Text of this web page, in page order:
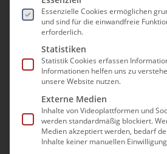
Workshop Series
5. März 2024 @ 8:00-11.
17:00
KOSTENLOS
Eine der
Rahmen des ICSE Academy-
Essenzielle Cookies ermöglichen
und sind für die einwandfreie
erforderlich.
Statistiken
Statistik Cookies erfassen
Informationen helfen uns zu
unsere Website nutzen.
Externe Medien
Inhalte von Videoplattformen und
werden standardmäßig blockiert.
Medien akzeptiert werden, bedarf
Inhalte keiner manuellen